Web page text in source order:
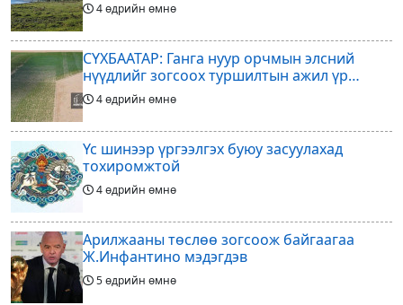
4 өдрийн өмнө
СҮХБААТАР: Ганга нуур орчмын элсний
нүүдлийг зогсоох туршилтын ажил үр
дүнгээ өгч эхэлжээ
4 өдрийн өмнө
Үс шинээр үргээлгэх буюу засуулахад
тохиромжтой
4 өдрийн өмнө
Арилжааны төслөө зогсоож байгаагаа
Ж.Инфантино мэдэгдэв
5 өдрийн өмнө